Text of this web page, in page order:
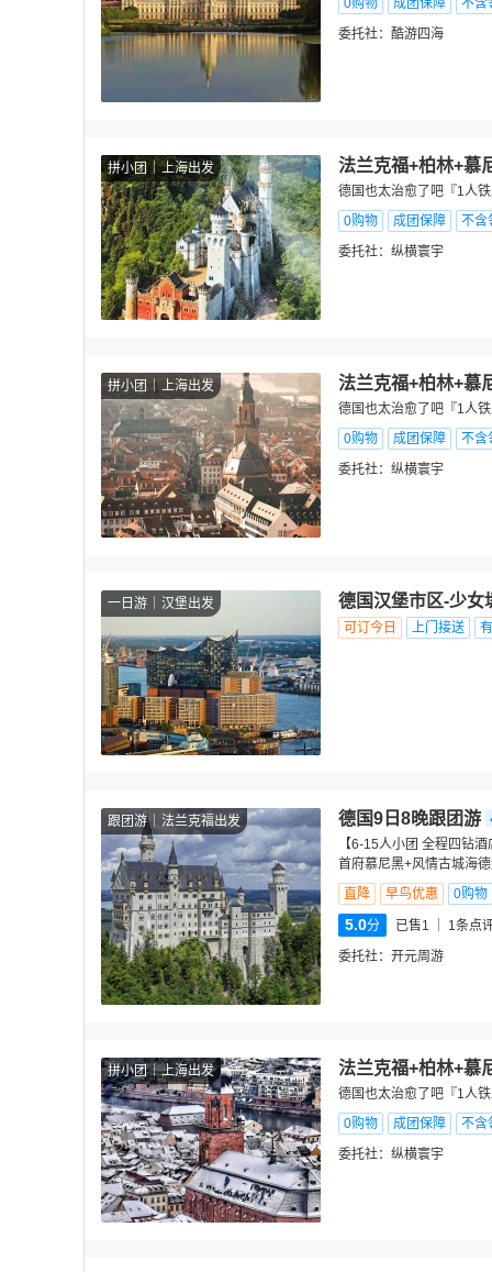
0购物 成团保障
不含
委托社： 酷游四海
拼小团 上海出发 法兰克福+柏林+慕
德国也太治愈了吧『1人
0购物
成团保障
不含
委托社： 纵横寰宇
拼小团 上海出发 法兰克福+柏林+慕
德国也太治愈了吧『1人
0购物
成团保障
不含
委托社： 纵横寰宇
一日游 汉堡出发 德国汉堡市区-少女
可订今日 上门接送
跟团游 法兰克福出发 德国9日8晚跟团游
【6-15人小团 全程四钻
首府慕尼黑+风情古城海
直降
早鸟优惠 0购物
5.0分 已售1 1条点
委托社： 开元周游
拼小团 上海出发 法兰克福+柏林+慕
德国也太治愈了吧『1人
0购物
成团保障
不含
委托社： 纵横寰宇